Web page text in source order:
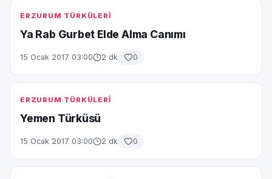
ERZURUM TÜRKÜLERİ
Ya Rab Gurbet Elde Alma Canımı
15 Ocak 2017 03:00 2 dk 0
ERZURUM TÜRKÜLERİ
Yemen Türküsü
15 Ocak 2017 03:00 2 dk 0